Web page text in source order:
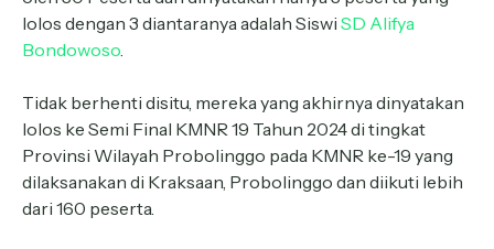
lolos dengan 3 diantaranya adalah Siswi SD Alifya
Bondowoso.
Tidak berhenti disitu, mereka yang akhirnya dinyatakan
lolos ke Semi Final KMNR 19 Tahun 2024 di tingkat
Provinsi Wilayah Probolinggo pada KMNR ke-19 yang
dilaksanakan di Kraksaan, Probolinggo dan diikuti lebih
dari 160 peserta.